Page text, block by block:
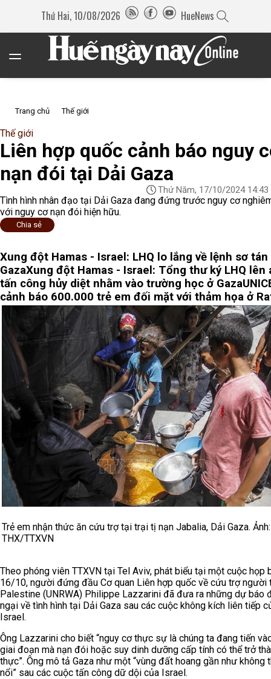
Thứ Hai, 10/08/2026 HueNews
Trang chủ Thế giới
Thế giới
Liên hợp quốc cảnh báo nguy
nạn đói tại Dải Gaza
Thứ Năm, 17/10/2024 14:43
Tình hình nhân đạo tại Dải Gaza đang đứng trước nguy cơ
với nguy cơ nạn đói hiện hữu.
Chia sẻ
Xung đột Hamas - Israel: LHQ lo lắng về lệnh sơ
GazaXung đột Hamas - Israel: Tổng thư ký LHQ lên
tấn công hủy diệt nhằm vào trường học ở Gaza
cảnh báo 600.000 trẻ em đối mặt với thảm họa ở
Trẻ em nhận thức ăn cứu trợ tại trại tị nạn Jabalia, Dải Gaza. Ảnh:
THX/TTXVN
Theo phóng viên TTXVN tại Tel Aviv, phát biểu tại một cuộc họp
16/10, người đứng đầu Cơ quan Liên hợp quốc về cứu trợ người
Palestine (UNRWA) Philippe Lazzarini đã đưa ra những dự báo
ngại về tình hình tại Dải Gaza sau các cuộc không kích liên tiếp
Israel.
Ông Lazzarini cho biết “nguy cơ thực sự là chúng ta đang tiến
giai đoạn mà nạn đói hoặc suy dinh dưỡng cấp tính có thể trở
thực”. Ông mô tả Gaza như một “vùng đất hoang gần như không
nổi” sau các cuộc tấn công dữ dội của Israel.